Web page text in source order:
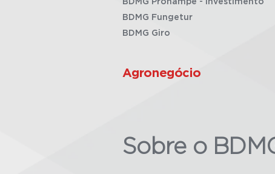
BDMG Pronampe - Investimento
BDMG Fungetur
BDMG Giro
Agronegócio
Sobre o